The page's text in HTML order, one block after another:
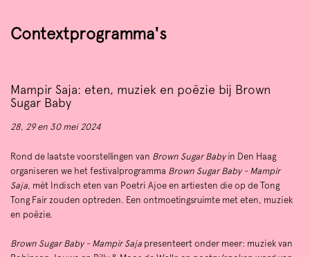
Contextprogramma's
Mampir Saja: eten, muziek en poëzie bij Brown
Sugar Baby
28, 29 en 30 mei 2024
Rond de laatste voorstellingen van Brown Sugar Babyin Den Haag
organiseren we het festivalprogramma Brown Sugar Baby - Mampir
Saja, mét Indisch eten van Poetri Ajoe en artiesten die op de Tong
Tong Fair zouden optreden. Een ontmoetingsruimte met eten, muziek
en poëzie.
Brown Sugar Baby - Mampir Saja presenteert onder meer: muziek van